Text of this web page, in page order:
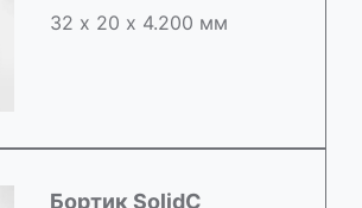
32 х 20 х 4.200 мм
Бортик SolidC